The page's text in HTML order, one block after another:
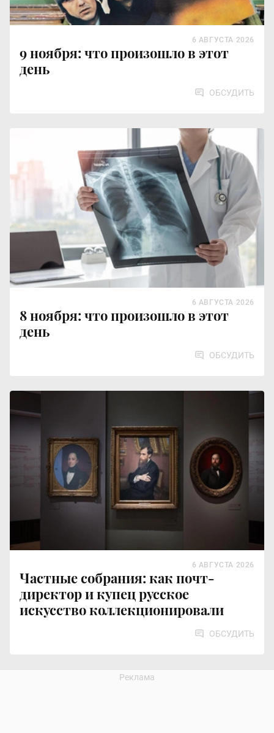
9 ноября: что произошло в этот
день
6 АВГУСТА 2026
ОБСУДИТЬ
8 ноября: что произошло в этот
день
6 АВГУСТА 2026
ОБСУДИТЬ
Частные собрания: как почт-
директор и купец русское
искусство коллекционировали
6 АВГУСТА 2026
ОБСУДИТЬ